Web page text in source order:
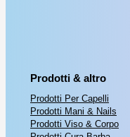
Prodotti & altro
Prodotti Per Capelli
Prodotti Mani & Nails
Prodotti Viso & Corpo